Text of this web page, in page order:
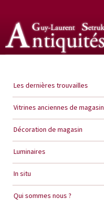
Les dernières trouvailles
Vitrines anciennes de magasin
Décoration de magasin
Luminaires
In situ
Qui sommes nous ?